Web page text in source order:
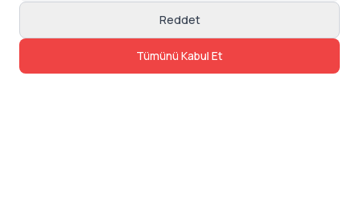
Reddet
Tümünü Kabul Et